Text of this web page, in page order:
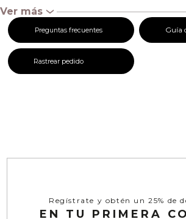
Ver más‹
Preguntas frecuentes Guía
Rastrear pedido
Regístrate y obtén un 25% de
EN TU PRIMERA